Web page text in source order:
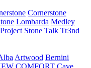
Cornerstone
Lombarda Medley
Stone Talk Tr3nd
Artwood Bernini